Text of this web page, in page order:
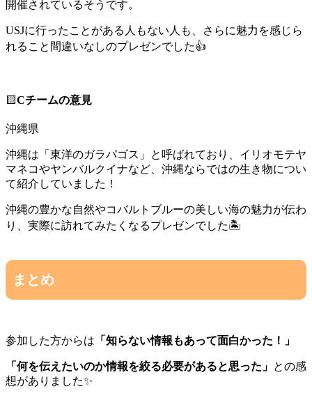
開催されているそうです。
USJに行ったことがある人もない人も、さらに魅力を感じら
れること間違いなしのプレゼンでした👍
🟨Cチームの意見
沖縄県
沖縄は「東洋のガラパゴス」と呼ばれており、イリオモテヤ
マネコやヤンバルクイナなど、沖縄ならではの生き物につい
て紹介していました！
沖縄の豊かな自然やコバルトブルーの美しい海の魅力が伝わ
り、実際に訪れてみたくなるプレゼンでした🏝️
まとめ
参加した方からは 「知らない情報もあって面白かった！」
「何を伝えたいのか情報を絞る必要があると思った」 との感
想がありました✨️